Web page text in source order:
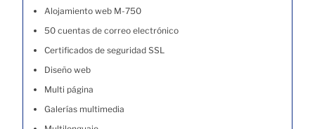
Alojamiento web M-750
50 cuentas de correo electrónico
Certificados de seguridad SSL
Diseño web
Multi página
Galerías multimedia